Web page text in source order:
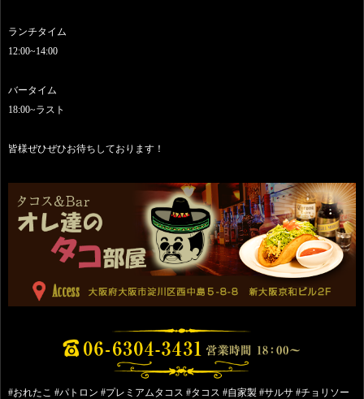
ランチタイム
12:00~14:00
バータイム
18:00~ラスト
皆様ぜひぜひお待ちしております！
#おれたこ #パトロン #プレミアムタコス #タコス #自家製 #サルサ #チョリソー